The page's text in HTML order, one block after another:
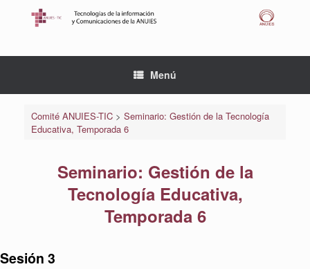
Menú
Comité ANUIES-TIC> Seminario: Gestión de la Tecnología
Educativa, Temporada 6
Seminario: Gestión de la
Tecnología Educativa,
Temporada 6
Sesión 3